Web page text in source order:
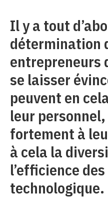
Il y a tout
détermination
entrepreneurs
se laisser
peuvent en
leur personnel,
fortement à
à cela la
l’efficience
technologique.